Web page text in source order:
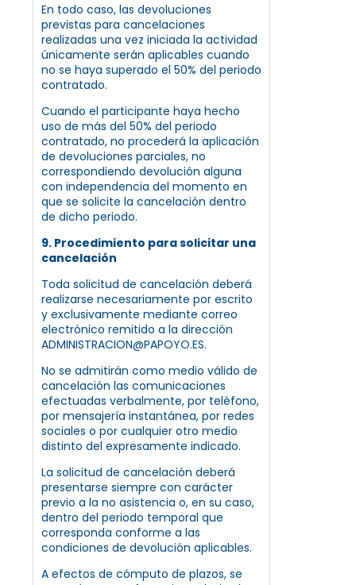
En todo caso, las devoluciones
previstas para cancelaciones
realizadas una vez iniciada la actividad
únicamente serán aplicables cuando
no se haya superado el 50% del periodo
contratado.
Cuando el participante haya hecho
uso de más del 50% del periodo
contratado, no procederá la aplicación
de devoluciones parciales, no
correspondiendo devolución alguna
con independencia del momento en
que se solicite la cancelación dentro
de dicho periodo.
9. Procedimiento para solicitar una
cancelación
Toda solicitud de cancelación deberá
realizarse necesariamente por escrito
y exclusivamente mediante correo
electrónico remitido a la dirección
ADMINISTRACION@PAPOYO.ES.
No se admitirán como medio válido de
cancelación las comunicaciones
efectuadas verbalmente, por teléfono,
por mensajería instantánea, por redes
sociales o por cualquier otro medio
distinto del expresamente indicado.
La solicitud de cancelación deberá
presentarse siempre con carácter
previo a la no asistencia o, en su caso,
dentro del periodo temporal que
corresponda conforme a las
condiciones de devolución aplicables.
A efectos de cómputo de plazos, se